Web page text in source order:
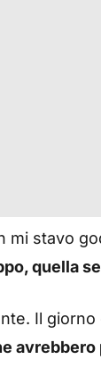
mi stavo
quella
Il